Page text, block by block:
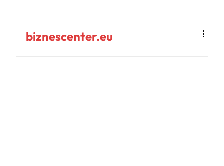
biznescenter.eu